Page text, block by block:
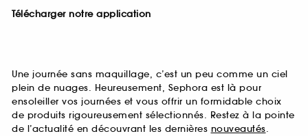
Télécharger notre application
Une journée sans maquillage, c’est un peu comme un ciel
plein de nuages. Heureusement, Sephora est là pour
ensoleiller vos journées et vous offrir un formidable choix
de produits rigoureusement sélectionnés. Restez à la pointe
de l’actualité en découvrant les dernières nouveautés.